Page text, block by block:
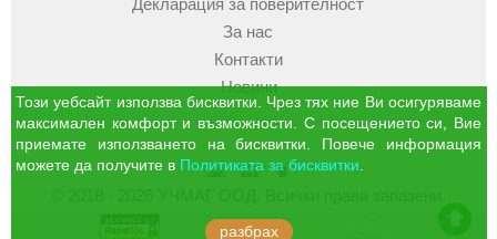
Декларация за поверителност
За нас
Контакти
Новини
УЧМАГКошница
Профил
Този уебсайт използва бисквитки. Чрез тях ние Ви осигуряваме
максимален комфорт и възможности. С посещението си, Вие
приемате използването на бисквитки. Повече информация
можете да получите в Политиката за бисквитки.
разбрах